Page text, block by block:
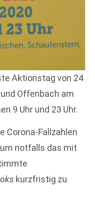
Aktionstag von 24
Offenbach am
9 Uhr und 23 Uhr.
Corona-Fallzahlen
notfalls das mit
kurzfristig zu